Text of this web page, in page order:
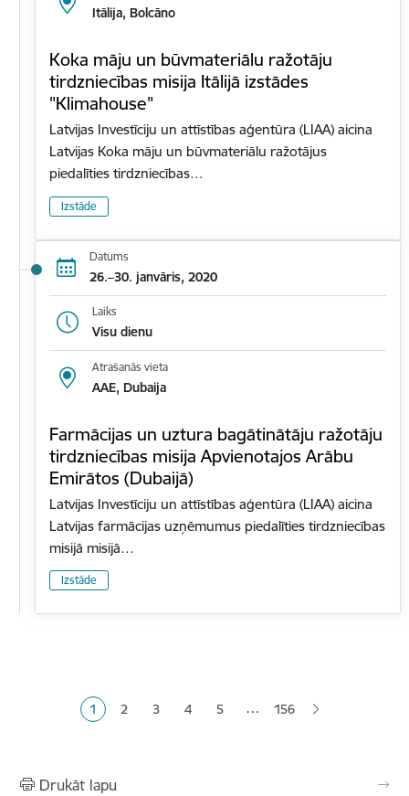
Itālija, Bolcāno
Koka māju un būvmateriālu ražotāju
tirdzniecības misija Itālijā izstādes
"Klimahouse"
Latvijas Investīciju un attīstības aģentūra (LIAA) aicina
Latvijas Koka māju un būvmateriālu ražotājus
piedalīties tirdzniecības…
Izstāde
Datums
26.–30. janvāris, 2020
Laiks
Visu dienu
Atrašanās vieta
AAE, Dubaija
Farmācijas un uztura bagātinātāju ražotāju
tirdzniecības misija Apvienotajos Arābu
Emirātos (Dubaijā)
Latvijas Investīciju un attīstības aģentūra (LIAA) aicina
Latvijas farmācijas uzņēmumus piedalīties tirdzniecības
misijā misijā…
Izstāde
Pašreizējā lapa
1 Lapa
2 Lapa
3 Lapa
4 Lapa
5 … 156
Drukāt lapu